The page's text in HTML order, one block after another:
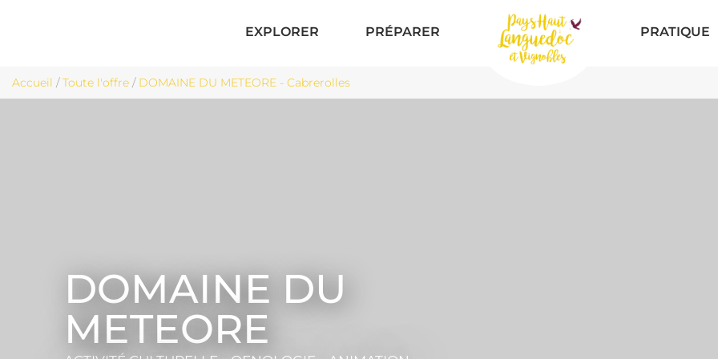
EXPLORER PRÉPARER PRATIQUE
Accueil /Toute l'offre / DOMAINE DU METEORE - Cabrerolles
DOMAINE DU
METEORE